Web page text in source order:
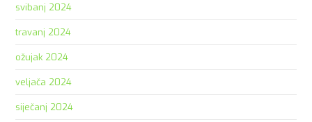
svibanj 2024
travanj 2024
ožujak 2024
veljača 2024
siječanj 2024